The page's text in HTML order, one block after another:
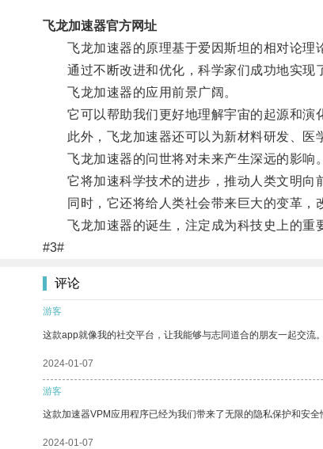
飞龙加速器官方网址
飞龙加速器的原理基于爱因斯坦的相对论理
通过不断改进和优化，科学家们成功地实现
飞龙加速器的应用前景广阔。
它可以帮助我们更好地理解宇宙的起源和演
此外，飞龙加速器还可以为新材料研发、医
飞龙加速器的问世将对未来产生深远的影响。
它将加速科学技术的进步，推动人类文明向
同时，它还将给人类社会带来巨大的变革，
飞龙加速器的诞生，注定成为科技史上的重
#3#
评论
游客
这款app就像我的社交平台，让我能够与志同道合的朋友一起交流。
2024-01-07
游客
这款加速器VPM应用程序已经为我们带来了无限的隐私保护和安全
2024-01-07